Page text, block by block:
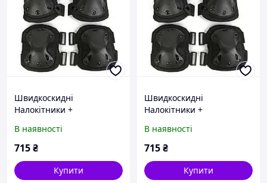
Швидкоскидні
Налокітники +
В наявності
715₴
Купити
Швидкоскидні
Налокітники +
В наявності
715₴
Купити